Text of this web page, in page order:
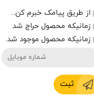
از طریق پیامک خبرم کن...
زمانیکه محصول حراج شد
زمانیکه محصول موجود شد.
ثبت